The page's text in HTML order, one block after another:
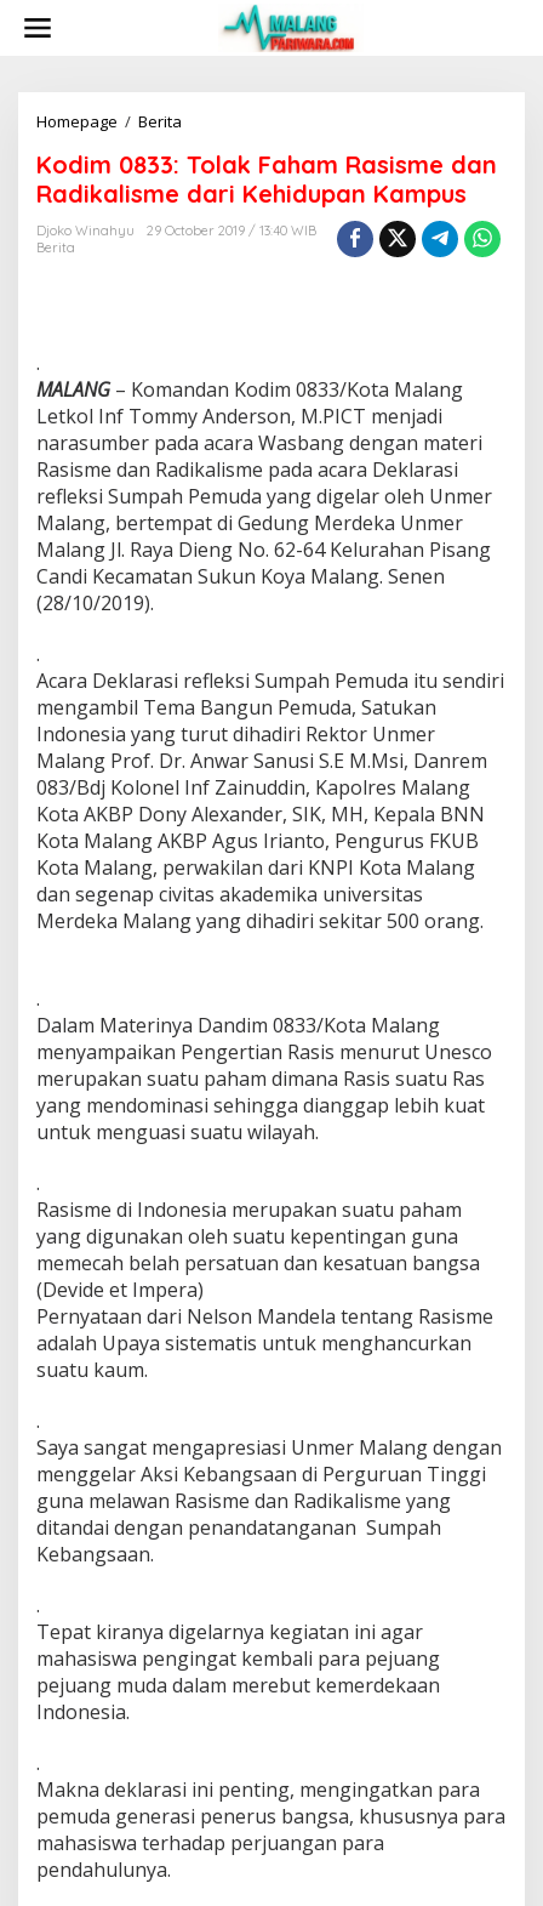
Homepage / Berita
d
m
0
l
k
F
a
h
a
m
R
a
e
d
a
R
a
d
k
a
l
i
d
a
r
i
K
e
u
p
a
n
K
a
m
Kodim 0833: Tolak Faham Rasisme dan
Radikalisme dari Kehidupan Kampus
Djoko Winahyu
29 October 2019 / 13:40 WIB
Berita
.
MALANG– Komandan Kodim 0833/Kota Malang
Letkol Inf Tommy Anderson, M.PICT menjadi
narasumber pada acara Wasbang dengan materi
Rasisme dan Radikalisme pada acara Deklarasi
refleksi Sumpah Pemuda yang digelar oleh Unmer
Malang, bertempat di Gedung Merdeka Unmer
Malang Jl. Raya Dieng No. 62-64 Kelurahan Pisang
Candi Kecamatan Sukun Koya Malang. Senen
(28/10/2019).
.
Acara Deklarasi refleksi Sumpah Pemuda itu sendiri
mengambil Tema Bangun Pemuda, Satukan
Indonesia yang turut dihadiri Rektor Unmer
Malang Prof. Dr. Anwar Sanusi S.E M.Msi, Danrem
083/Bdj Kolonel Inf Zainuddin, Kapolres Malang
Kota AKBP Dony Alexander, SIK, MH, Kepala BNN
Kota Malang AKBP Agus Irianto, Pengurus FKUB
Kota Malang, perwakilan dari KNPI Kota Malang
dan segenap civitas akademika universitas
Merdeka Malang yang dihadiri sekitar 500 orang.
.
Dalam Materinya Dandim 0833/Kota Malang
menyampaikan Pengertian Rasis menurut Unesco
merupakan suatu paham dimana Rasis suatu Ras
yang mendominasi sehingga dianggap lebih kuat
untuk menguasi suatu wilayah.
.
Rasisme di Indonesia merupakan suatu paham
yang digunakan oleh suatu kepentingan guna
memecah belah persatuan dan kesatuan bangsa
(Devide et Impera)
Pernyataan dari Nelson Mandela tentang Rasisme
adalah Upaya sistematis untuk menghancurkan
suatu kaum.
.
Saya sangat mengapresiasi Unmer Malang dengan
menggelar Aksi Kebangsaan di Perguruan Tinggi
guna melawan Rasisme dan Radikalisme yang
ditandai dengan penandatanganan Sumpah
Kebangsaan.
.
Tepat kiranya digelarnya kegiatan ini agar
mahasiswa pengingat kembali para pejuang
pejuang muda dalam merebut kemerdekaan
Indonesia.
.
Makna deklarasi ini penting, mengingatkan para
pemuda generasi penerus bangsa, khususnya para
mahasiswa terhadap perjuangan para
pendahulunya.